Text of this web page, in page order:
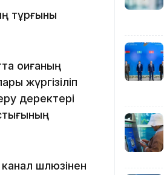
тұрғыны
оқиғаның
жүргізіліп
деректері
шлюзінен
15:59